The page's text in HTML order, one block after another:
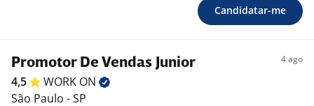
Candidatar-me
Promotor De Vendas Junior 4 ago
4,5 WORK ON
São Paulo - SP